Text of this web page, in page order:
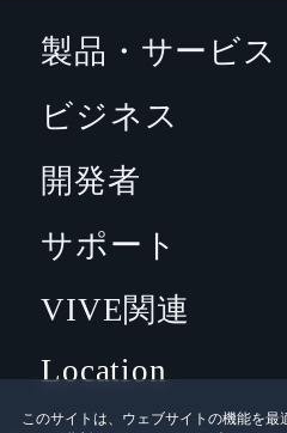
このサイトは、ウェブサイトの機能を
製品・サービス
ビジネス
開発者
サポート
VIVE関連
Location